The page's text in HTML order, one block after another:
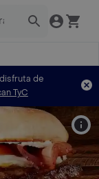
de
TyC